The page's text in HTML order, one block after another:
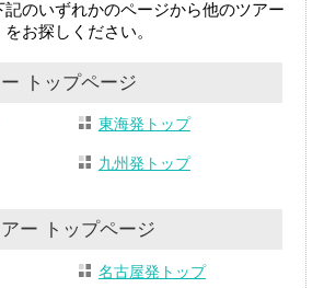
記のいずれかのページから他のツアー
をお探しください。
トップページ
東海発トップ
九州発トップ
ー トップページ
名古屋発トップ